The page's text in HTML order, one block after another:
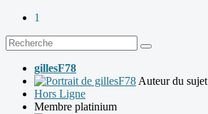
1
gillesF78
Auteur du sujet
Hors Ligne
Membre platinium